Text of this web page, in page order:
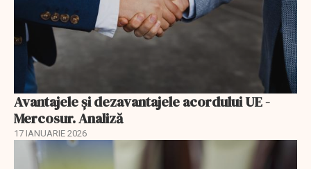
Avantajele şi dezavantajele acordului UE -
Mercosur. Analiză
17 IANUARIE 2026